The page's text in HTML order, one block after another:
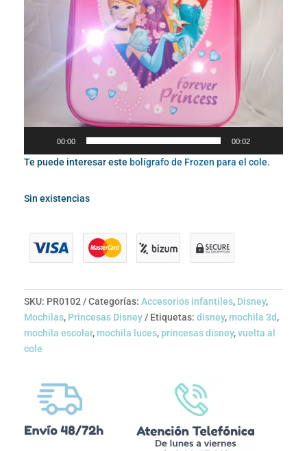
00:00 00:02
Te puede interesar este bolígrafo de Frozen para el cole.
Sin existencias
SKU: PR0102 Categorías: Accesorios infantiles, Disney,
Mochilas, Princesas Disney Etiquetas: disney, mochila 3d,
mochila escolar, mochila luces, princesas disney,vuelta al
cole